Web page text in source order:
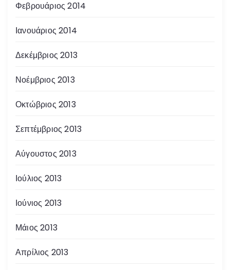
Φεβρουάριος 2014
Ιανουάριος 2014
Δεκέμβριος 2013
Νοέμβριος 2013
Οκτώβριος 2013
Σεπτέμβριος 2013
Αύγουστος 2013
Ιούλιος 2013
Ιούνιος 2013
Μάιος 2013
Απρίλιος 2013